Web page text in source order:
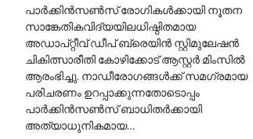
പാർക്കിൻസൺസ് രോഗികൾക്കായി നൂതന
സാങ്കേതികവിദ്യയിലധിഷ്ഠിതമായ
അഡാപ്റ്റീവ് ഡീപ് ബ്രെയിൻ സ്റ്റിമുലേഷൻ
ചികിത്സാരീതി കോഴിക്കോട് ആസ്റ്റർ മിംസിൽ
ആരംഭിച്ചു. നാഡീരോഗങ്ങൾക്ക് സമഗ്രമായ
പരിചരണം ഉറപ്പാക്കുന്നതോടൊപ്പം
പാർക്കിൻസൺസ് ബാധിതർക്കായി
അത്യാധുനികമായ…